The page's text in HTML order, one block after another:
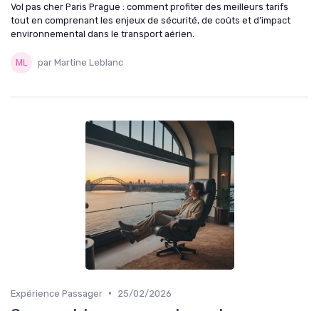
Vol pas cher Paris Prague : comment profiter des meilleurs tarifs
tout en comprenant les enjeux de sécurité, de coûts et d’impact
environnemental dans le transport aérien.
par Martine Leblanc
Expérience Passager • 25/02/2026